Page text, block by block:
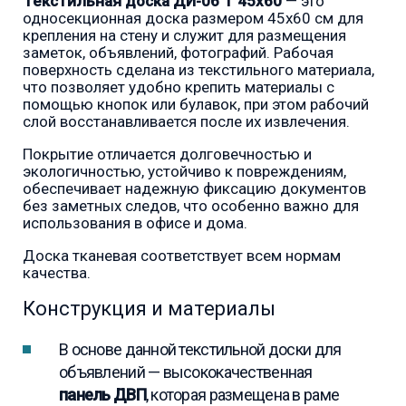
односекционная доска размером 45x60 см для
крепления на стену и служит для размещения
заметок, объявлений, фотографий. Рабочая
поверхность сделана из текстильного материала,
что позволяет удобно крепить материалы с
помощью кнопок или булавок, при этом рабочий
слой восстанавливается после их извлечения.
Покрытие отличается долговечностью и
экологичностью, устойчиво к повреждениям,
обеспечивает надежную фиксацию документов
без заметных следов, что особенно важно для
использования в офисе и дома.
Доска тканевая соответствует всем нормам
качества.
Конструкция и материалы
В основе данной текстильной доски для
объявлений — высококачественная
панель ДВП, которая размещена в раме